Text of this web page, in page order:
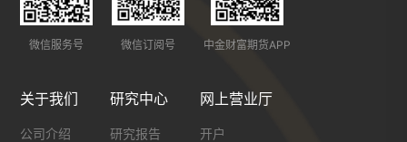
微信服务号 微信订阅号 中金财富期货APP
关于我们
公司介绍
研究中心
研究报告
网上营业厅
开户